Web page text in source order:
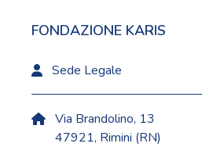
FONDAZIONE KARIS
Sede Legale
Via Brandolino, 13
47921, Rimini (RN)